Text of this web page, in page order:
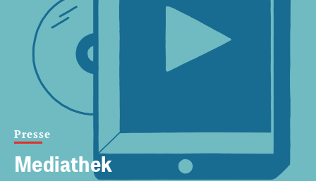
Presse
Mediathek